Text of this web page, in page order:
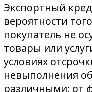
Экспортный
вероятности
покупатель не
товары или
условиях
невыполнения
различными: от